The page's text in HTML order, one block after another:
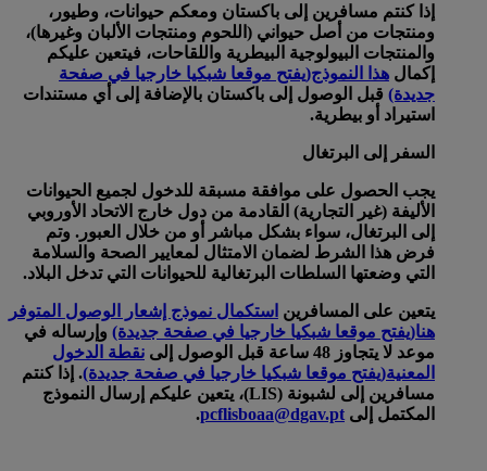
إذا كنتم مسافرين إلى باكستان ومعكم حيوانات، وطيور،
ومنتجات من أصل حيواني (اللحوم ومنتجات الألبان وغيرها)،
والمنتجات البيولوجية البيطرية واللقاحات، فيتعين عليكم
إكمال هذا النموذج(يفتح موقعا شبكيا خارجيا في صفحة
جديدة) قبل الوصول إلى باكستان بالإضافة إلى أي مستندات
استيراد أو بيطرية.
السفر إلى البرتغال
يجب الحصول على موافقة مسبقة للدخول لجميع الحيوانات
الأليفة (غير التجارية) القادمة من دول خارج الاتحاد الأوروبي
إلى البرتغال، سواء بشكل مباشر أو من خلال العبور. وتم
فرض هذا الشرط لضمان الامتثال لمعايير الصحة والسلامة
التي وضعتها السلطات البرتغالية للحيوانات التي تدخل البلاد.
يتعين على المسافرين استكمال نموذج إشعار الوصول المتوفر
هنا(يفتح موقعا شبكيا خارجيا في صفحة جديدة) وإرساله في
موعد لا يتجاوز 48 ساعة قبل الوصول إلى
نقطة الدخول
المعنية(يفتح موقعا شبكيا خارجيا في صفحة جديدة). إذا كنتم
مسافرين إلى لشبونة (LIS)، يتعين عليكم إرسال النموذج
المكتمل إلى pcflisboaa@dgav.pt
.